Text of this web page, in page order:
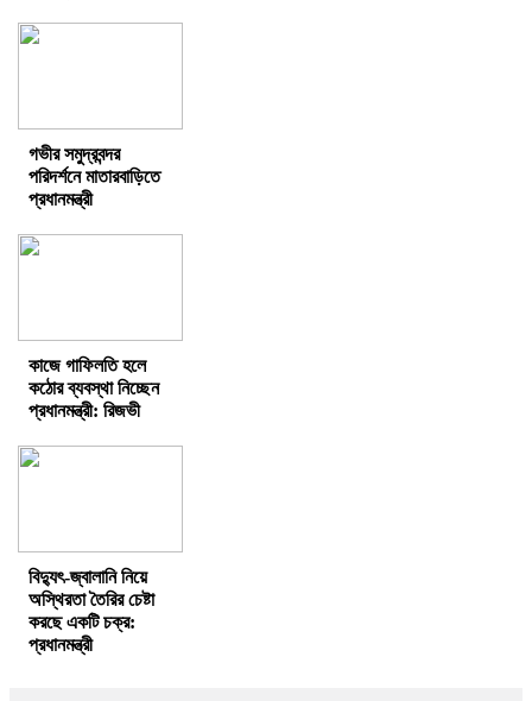
গভীর সমুদ্রবন্দর
পরিদর্শনে মাতারবাড়িতে
প্রধানমন্ত্রী
কাজে গাফিলতি হলে
কঠোর ব্যবস্থা নিচ্ছেন
প্রধানমন্ত্রী: রিজভী
বিদ্যুৎ-জ্বালানি নিয়ে
অস্থিরতা তৈরির চেষ্টা
করছে একটি চক্র:
প্রধানমন্ত্রী